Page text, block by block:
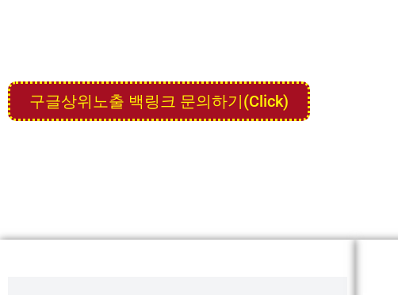
구글상위노출 백링크 문의하기(Click)